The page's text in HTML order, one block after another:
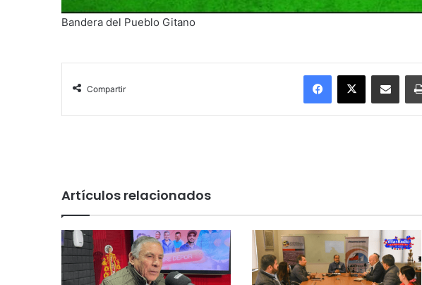
Bandera del Pueblo Gitano
Compartir
Facebook
X Enviar vía email
Artículos relacionados